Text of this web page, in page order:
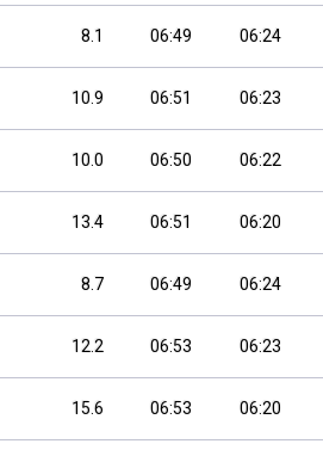
06:24
06:49
8.1
06:23
06:51
10.9
06:22
06:50
10.0
06:20
06:51
13.4
06:24
06:49
8.7
06:23
06:53
12.2
06:20
06:53
15.6